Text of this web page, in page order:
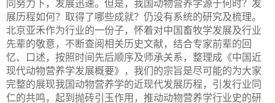
同努力下，发展迅速。但是，我国动物营养学源于何时？发
展历程如何？取得了哪些成就？仍没有系统的研究及梳理。
北京亚禾作为行业的一份子，怀着对中国畜牧学发展及行业
先辈的敬意，不断查阅相关历史文献，结合专家前辈的回
忆、口述，按照时间先后顺序及师承关系，整理成《中国近
现代动物营养学发展概要》，我们的宗旨是尽可能的为大家
完整的展现我国动物营养学的近现代发展历程，引发行业同
仁的共鸣，起到抛砖引玉作用，推动动物营养学行业史的研